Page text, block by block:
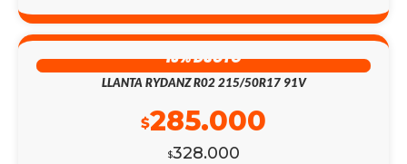
13% DSCTO
LLANTA RYDANZ R02 215/50R17 91V
$328.000
$285.000